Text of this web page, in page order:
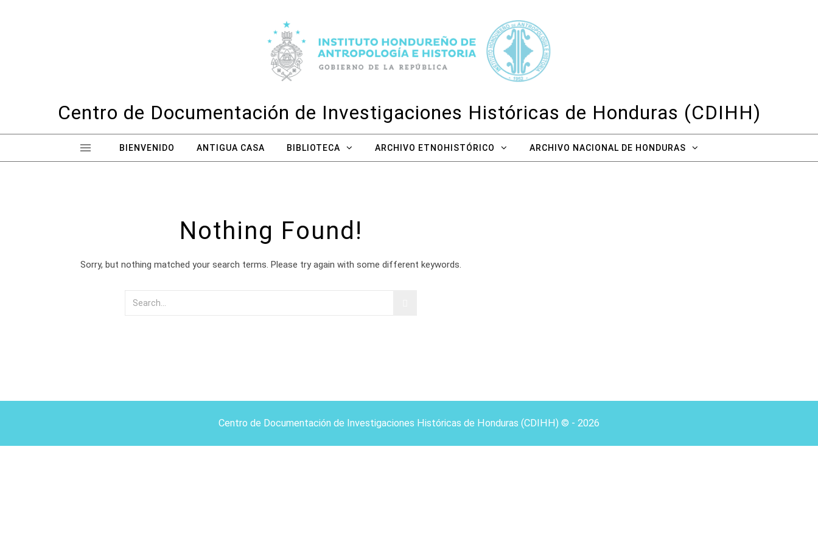
Centro de Documentación de Investigaciones Históricas de Honduras (CDIHH)
BIENVENIDO ANTIGUA CASA BIBLIOTECA ARCHIVO ETNOHISTÓRICO ARCHIVO NACIONAL DE HONDURAS
Nothing Found!
Sorry, but nothing matched your search terms. Please try again with some different keywords.
Centro de Documentación de Investigaciones Históricas de Honduras (CDIHH) © - 2026